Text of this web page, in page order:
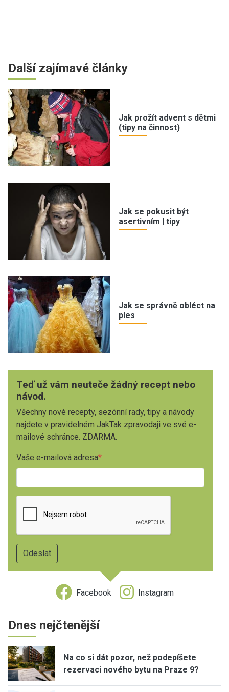
Další zajímavé články
Jak prožít advent s dětmi
(tipy na činnost)
Jak se pokusit být
asertivním | tipy
Jak se správně obléct na
ples
Teď už vám neuteče žádný recept nebo
návod.
Všechny nové recepty, sezónní rady, tipy a návody
najdete v pravidelném JakTak zpravodaji ve své e-
mailové schránce. ZDARMA.
Vaše e-mailová adresa
Facebook Instagram
Dnes nejčtenější
Na co si dát pozor, než podepíšete
rezervaci nového bytu na Praze 9?